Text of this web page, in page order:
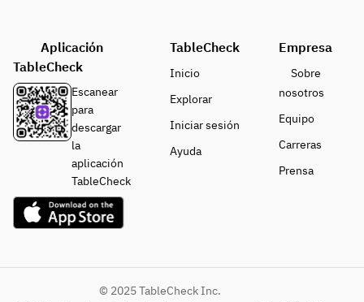
Aplicación
TableCheck
Escanear
para
descargar
la
aplicación
TableCheck
TableCheck
Inicio
Explorar
Iniciar sesión
Ayuda
Empresa
Sobre
nosotros
Equipo
Carreras
Prensa
© 2025 TableCheck Inc.